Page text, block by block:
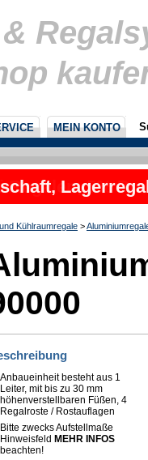
MEIN KONTO
nicht
Kühlraumregale >
Anbaueinheit besteht aus 1
Leiter, mit bis zu 30 mm
höhenverstellbaren Füßen, 4
Regalroste / Rostauflagen
Bitte zwecks Aufstellmaße
Hinweisfeld MEHR INFOS
beachten!